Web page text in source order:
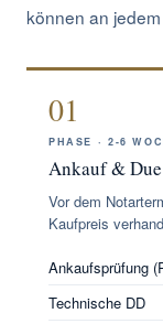
können an
01
PHASE · 2-6
Ankauf &
Vor dem
Kaufpreis
Ankaufsprüfung
Technische DD